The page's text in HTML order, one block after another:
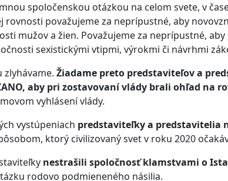
spoločenskou otázkou na celom svete, v
považujeme za neprípustné, aby
mužov a žien. Považujeme za neprípustné, aby
sexistickými vtipmi, výrokmi či návrhmi
zlyhávame. Žiadame preto predstaviteľov a
aby pri zostavovaní vlády brali ohľad na
vyhlásení vlády.
vystúpeniach predstaviteľky a predstavitelia
ktorý civilizovaný svet v roku 2020
nestrašili spoločnosť klamstvami o
rodovo podmieneného násilia.